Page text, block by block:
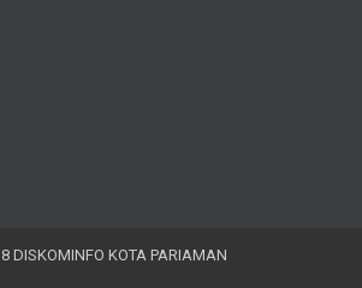
DISKOMINFO KOTA PARIAMAN